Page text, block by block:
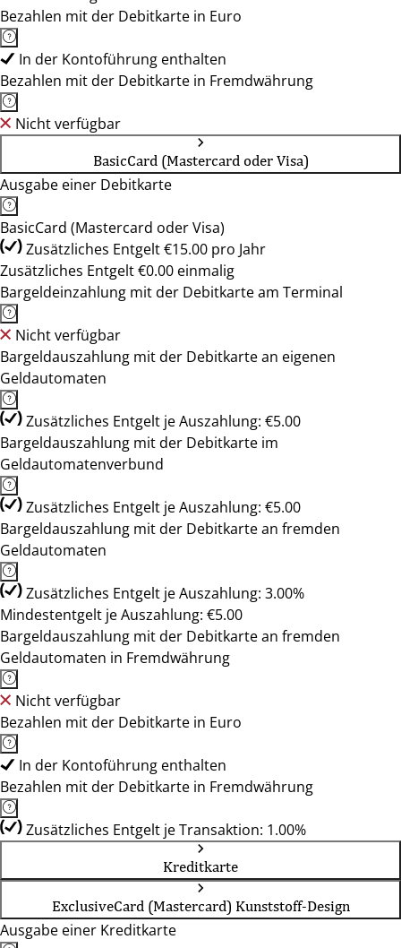
Bezahlen mit der Debitkarte in Euro
In der Kontoführung enthalten
Bezahlen mit der Debitkarte in Fremdwährung
Nicht verfügbar
BasicCard (Mastercard oder Visa)
Ausgabe einer Debitkarte
BasicCard (Mastercard oder Visa)
Zusätzliches Entgelt €15.00 pro Jahr
Zusätzliches Entgelt €0.00 einmalig
Bargeldeinzahlung mit der Debitkarte am Terminal
Nicht verfügbar
Bargeldauszahlung mit der Debitkarte an eigenen
Geldautomaten
Zusätzliches Entgelt je Auszahlung: €5.00
Bargeldauszahlung mit der Debitkarte im
Geldautomatenverbund
Zusätzliches Entgelt je Auszahlung: €5.00
Bargeldauszahlung mit der Debitkarte an fremden
Geldautomaten
Zusätzliches Entgelt je Auszahlung: 3.00%
Mindestentgelt je Auszahlung: €5.00
Bargeldauszahlung mit der Debitkarte an fremden
Geldautomaten in Fremdwährung
Nicht verfügbar
Bezahlen mit der Debitkarte in Euro
In der Kontoführung enthalten
Bezahlen mit der Debitkarte in Fremdwährung
Zusätzliches Entgelt je Transaktion: 1.00%
Kreditkarte
ExclusiveCard (Mastercard) Kunststoff-Design
Ausgabe einer Kreditkarte